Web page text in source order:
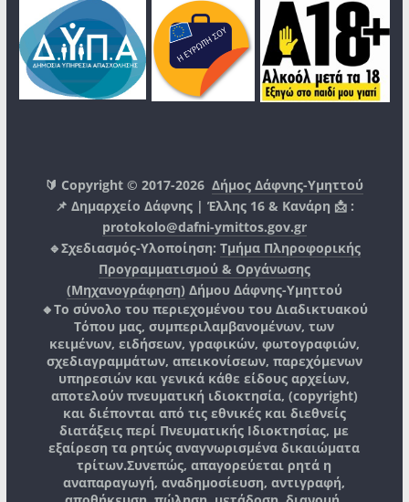
🔰 Copyright © 2017-2026Δήμος Δάφνης-Υμηττού
📌 Δημαρχείο Δάφνης | Έλλης 16 & Κανάρη 📩 :
protokolo@dafni-ymittos.gov.gr
🔹Σχεδιασμός-Υλοποίηση: Τμήμα Πληροφορικής
Προγραμματισμού & Οργάνωσης
(Μηχανογράφηση) Δήμου Δάφνης-Υμηττού
🔸Το σύνολο του περιεχομένου του Διαδικτυακού
Τόπου μας, συμπεριλαμβανομένων, των
κειμένων, ειδήσεων, γραφικών, φωτογραφιών,
σχεδιαγραμμάτων, απεικονίσεων, παρεχόμενων
υπηρεσιών και γενικά κάθε είδους αρχείων,
αποτελούν πνευματική ιδιοκτησία, (copyright)
και διέπονται από τις εθνικές και διεθνείς
διατάξεις περί Πνευματικής Ιδιοκτησίας, με
εξαίρεση τα ρητώς αναγνωρισμένα δικαιώματα
τρίτων.Συνεπώς, απαγορεύεται ρητά η
αναπαραγωγή, αναδημοσίευση, αντιγραφή,